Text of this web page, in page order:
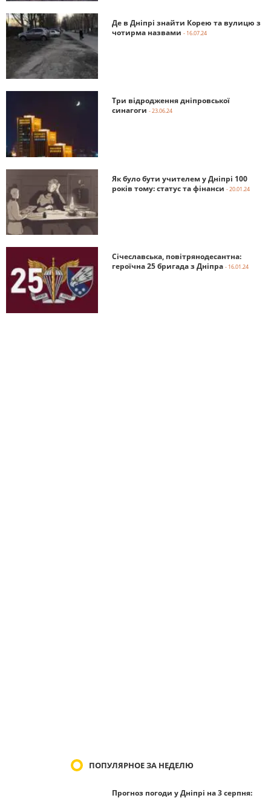
Де в Дніпрі знайти Корею та вулицю з
чотирма назвами - 16.07.24
Три відродження дніпровської
синагоги - 23.06.24
Як було бути учителем у Дніпрі 100
років тому: статус та фінанси - 20.01.24
Січеславська, повітрянодесантна:
героїчна 25 бригада з Дніпра - 16.01.24
ПОПУЛЯРНОЕ ЗА НЕДЕЛЮ
Прогноз погоди у Дніпрі на 3 серпня: